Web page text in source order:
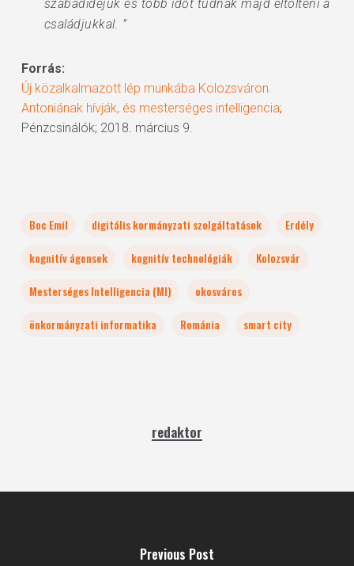
szabadidejük és több időt tudnak majd eltölteni a
családjukkal. ”
Forrás:
Új közalkalmazott lép munkába Kolozsváron.
Antoniának hívják, és mesterséges intelligencia;
Pénzcsinálók; 2018. március 9.
Boc Emil digitális kormányzati szolgáltatások
Erdély
kognitív ágensek
kognitív technológiák
Kolozsvár
Mesterséges Intelligencia (MI)
okosváros
önkormányzati informatika
Románia smart city
redaktor
Previous Post